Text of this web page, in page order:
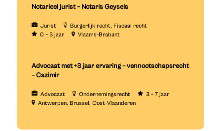
Notarieel jurist – Notaris Geysels
Jurist Burgerlijk recht
Fiscaal recht
0 – 3 jaar
Vlaams-Brabant
Advocaat met +3 jaar ervaring – vennootschapsrecht
– Cazimir
Advocaat Ondernemingsrecht
3 – 7 jaar
Antwerpen Brussel Oost-Vlaanderen